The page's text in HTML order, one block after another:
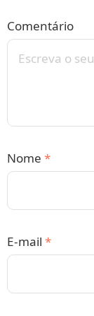
Comentário
Nome *
E-mail *